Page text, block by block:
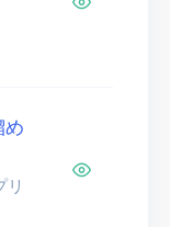
め
リ